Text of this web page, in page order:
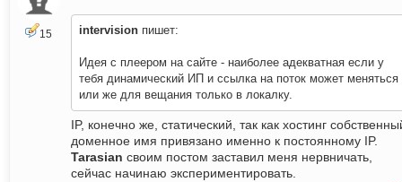
15 intervision пишет:
Идея с плеером на сайте - наиболее адекватная если у
тебя динамический ИП и ссылка на поток может меняться
или же для вещания только в локалку.
IP, конечно же, статический, так как хостинг
доменное имя привязано именно к постоянному IP.
Tarasian своим постом заставил меня нервничать,
сейчас начинаю экспериментировать.